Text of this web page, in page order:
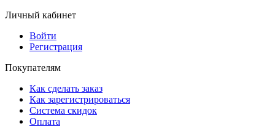
Личный кабинет
Войти
Регистрация
Покупателям
Как сделать заказ
Как зарегистрироваться
Система скидок
Оплата